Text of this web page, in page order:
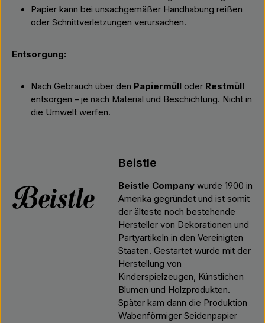
Papier kann bei unsachgemäßer Handhabung reißen
oder Schnittverletzungen verursachen.
Entsorgung:
Nach Gebrauch über den Papiermüll oder Restmüll
entsorgen – je nach Material und Beschichtung. Nicht in
die Umwelt werfen.
Beistle
Beistle Company wurde 1900 in
Amerika gegründet und ist somit
der älteste noch bestehende
Hersteller von Dekorationen und
Partyartikeln in den Vereinigten
Staaten. Gestartet wurde mit der
Herstellung von
Kinderspielzeugen, Künstlichen
Blumen und Holzprodukten.
Später kam dann die Produktion
Wabenförmiger Seidenpapier